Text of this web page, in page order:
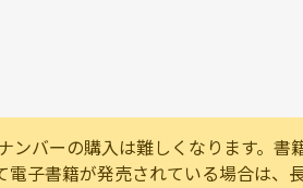
バーの購入は難しくなります。
子書籍が発売されている場合は、